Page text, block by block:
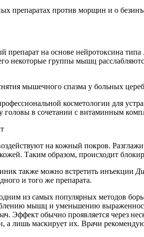
препаратах против морщин и о
препарат на основе нейротоксина
некоторые группы мышц
мышечного спазма у больных
косметологии для
головы в сочетании с витаминным
на кожный покров.
Таким образом, происходит
также можно встретить инъекции
и того же препарата.
из самых популярных методов
мышц и уменьшению
Эффект обычно проявляется через
а лишь маскирует их. Врачи